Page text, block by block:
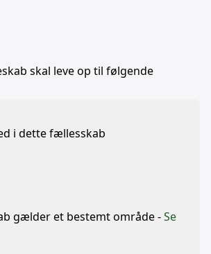
skal leve op til følgende
i dette fællesskab
gælder et bestemt område -Se